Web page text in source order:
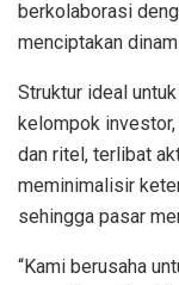
berkolaborasi
menciptakan
Struktur ideal
kelompok
dan ritel, terlibat
meminimalisir
sehingga pasar
“Kami berusaha